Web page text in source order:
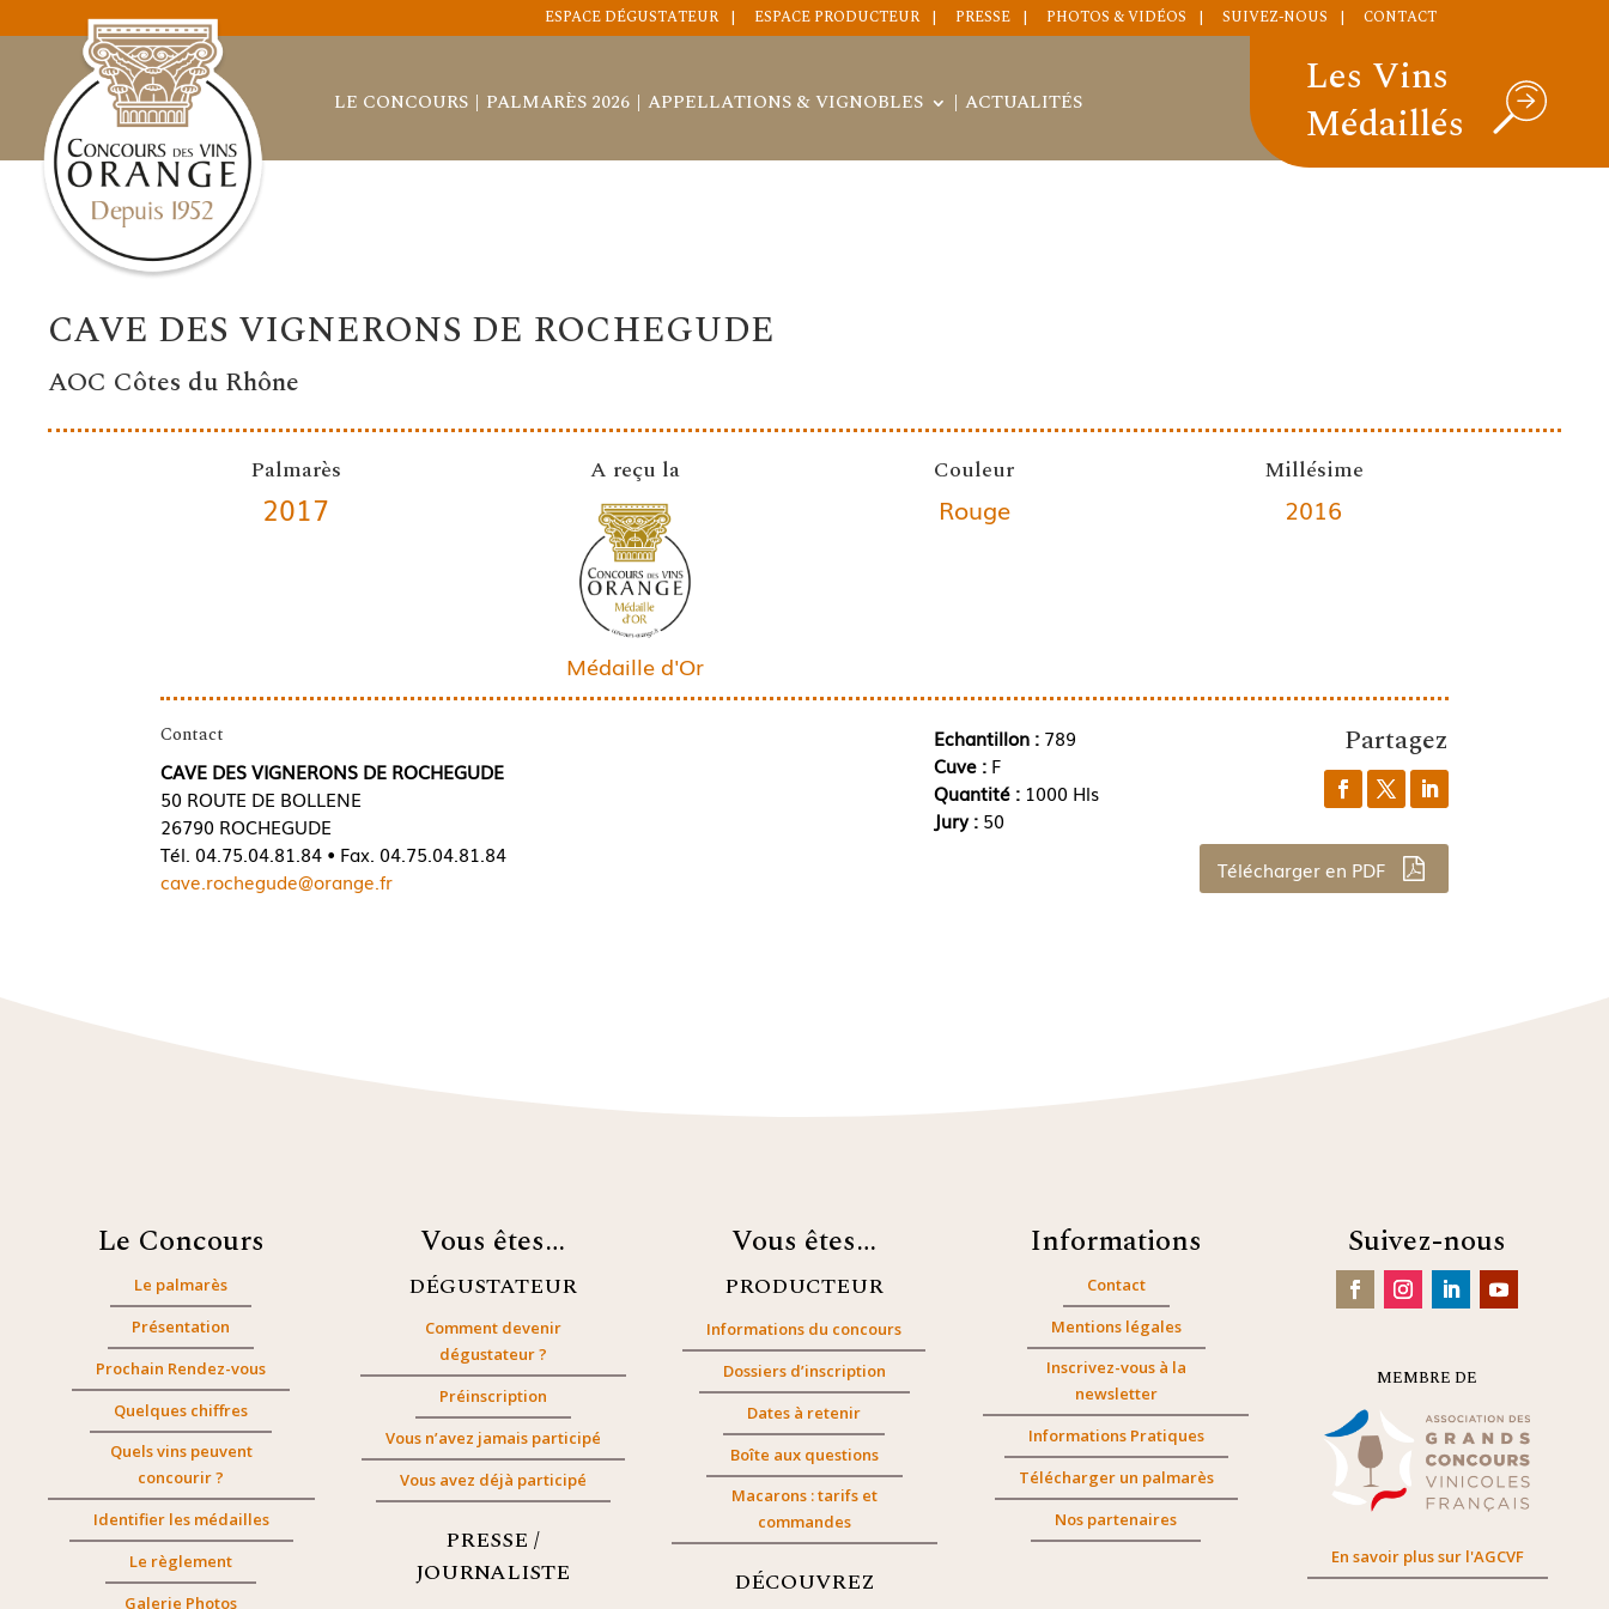
ESPACE DÉGUSTATEUR ESPACE PRODUCTEUR PRESSE PHOTOS & VIDÉOS SUIVEZ-NOUS CONTACT
LE CONCOURS PALMARÈS 2026 APPELLATIONS & VIGNOBLES ACTUALITÉS
Les Vins
Médaillés
CAVE DES VIGNERONS DE ROCHEGUDE
AOC Côtes du Rhône
Palmarès
2017
A reçu la
Médaille d'Or
Couleur
Rouge
Millésime
2016
Contact
CAVE DES VIGNERONS DE ROCHEGUDE
50 ROUTE DE BOLLENE
26790 ROCHEGUDE
Tél. 04.75.04.81.84 • Fax. 04.75.04.81.84
cave.rochegude@orange.fr
Echantillon :789
Cuve : F
Quantité : 1000 Hls
Jury : 50
Partagez
Télécharger en PDF
Le Concours
Le palmarès
Présentation
Prochain Rendez-vous
Quelques chiffres
Quels vins peuvent
concourir ?
Identifier les médailles
Le règlement
Galerie Photos
Vous êtes…
DÉGUSTATEUR
Comment devenir
dégustateur ?
Préinscription
Vous n’avez jamais participé
Vous avez déjà participé
PRESSE /
JOURNALISTE
Vous êtes…
PRODUCTEUR
Informations du concours
Dossiers d’inscription
Dates à retenir
Boîte aux questions
Macarons : tarifs et
commandes
DÉCOUVREZ
Informations
Contact
Mentions légales
Inscrivez-vous à la
newsletter
Informations Pratiques
Télécharger un palmarès
Nos partenaires
Suivez-nous
MEMBRE DE
En savoir plus sur l'AGCVF